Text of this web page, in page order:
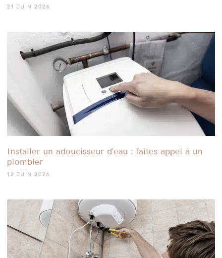
21 JUIN 2026
Installer un adoucisseur d’eau : faites appel à un
plombier
12 JUIN 2026